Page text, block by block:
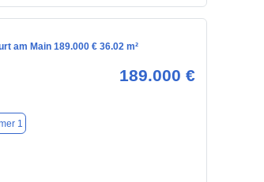
am Main 189.000 € 36.02 m²
189.000 €
1